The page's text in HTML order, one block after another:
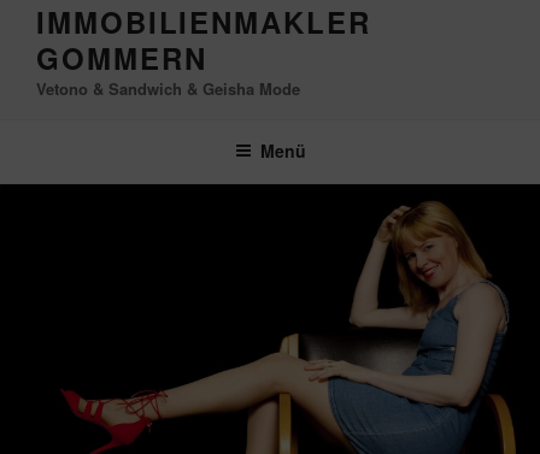
Inhalt
springen
IMMOBILIENMAKLER
GOMMERN
Vetono & Sandwich & Geisha Mode
Menü